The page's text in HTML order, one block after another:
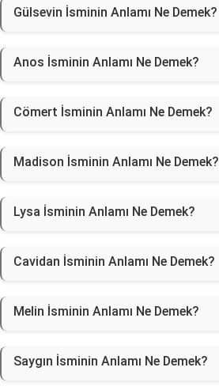
Gülsevin İsminin Anlamı Ne Demek?
Anos İsminin Anlamı Ne Demek?
Cömert İsminin Anlamı Ne Demek?
Madison İsminin Anlamı Ne Demek?
Lysa İsminin Anlamı Ne Demek?
Cavidan İsminin Anlamı Ne Demek?
Melin İsminin Anlamı Ne Demek?
Saygın İsminin Anlamı Ne Demek?